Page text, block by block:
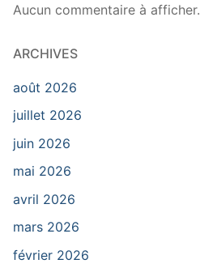
Aucun commentaire à afficher.
ARCHIVES
août 2026
juillet 2026
juin 2026
mai 2026
avril 2026
mars 2026
février 2026